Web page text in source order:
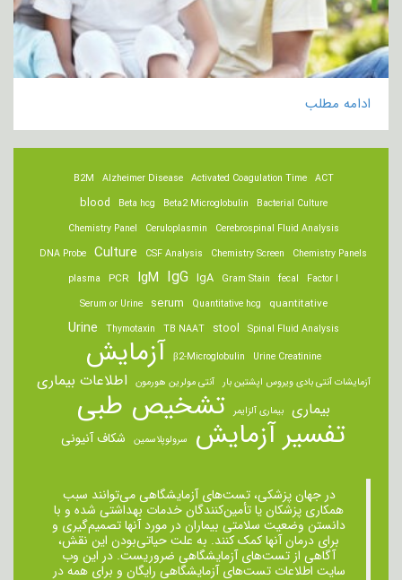
ادامه مطلب
ACT
Activated Coagulation Time
Alzheimer Disease
B2M
Bacterial Culture
Beta2 Microglobulin
Beta hcg
blood
Cerebrospinal Fluid Analysis
Ceruloplasmin
Chemistry Panel
Chemistry Panels
Chemistry Screen
CSF Analysis
Culture
DNA Probe
Factor I
fecal
Gram Stain
IgA
IgG
IgM
PCR
plasma
quantitative
Quantitative hcg
serum
Serum or Urine
Spinal Fluid Analysis
stool
TB NAAT
Thymotaxin
Urine
Urine Creatinine
β2-Microglobulin آزمایش
آزمایشات آنتی بادی ویروس اپشتین بار آنتی مولرین هورمون اطلاعات بیماری
بیماری بیماری آلزایمر تشخیص طبی
تفسیر آزمایش سرولوپلاسمین شکاف آنیونی
در جهان پزشکی، تست‌های آزمایشگاهی می‌توانند سبب
همکاری پزشکان یا تأمین‌کنندگان خدمات بهداشتی شده و با
دانستن وضعیت سلامتی بیماران در مورد آنها تصمیم‌گیری و
برای درمان ‌آنها کمک کنند. به علت حیاتی‌بودن این نقش،
آگاهی از تست‌های آزمایشگاهی ضروریست. در این وب
سایت اطلاعات تست‌های آزمایشگاهی رایگان و برای همه در